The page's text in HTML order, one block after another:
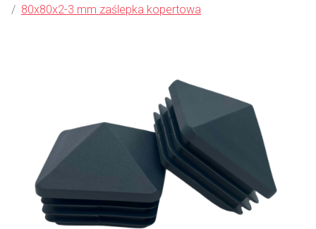
80x80x2-3 mm zaślepka kopertowa